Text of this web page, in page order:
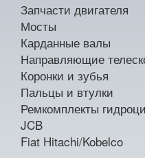
Запчасти двигателя
Мосты
Карданные валы
Направляющие
Коронки и зубья
Пальцы и втулки
Ремкомплекты
JCB
Fiat Hitachi/Kobelco